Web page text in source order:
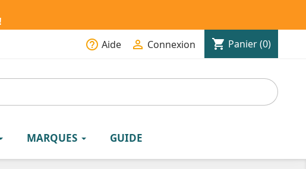
help_outline Aide  Connexion shopping_cart Panier(0)
MARQUES GUIDE